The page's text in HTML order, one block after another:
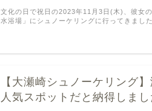
文化の日で祝日の2023年11月3日(木)、彼女
水浴場」にシュノーケリングに行ってきまし
【大瀬崎シュノーケリング
人気スポットだと納得しまし